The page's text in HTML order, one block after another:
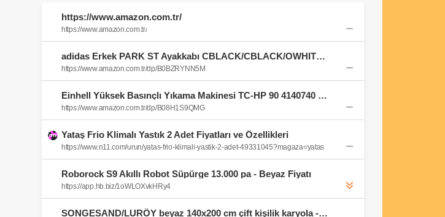
https://www.amazon.com.tr/
https://www.amazon.com.tr/
adidas Erkek PARK ST Ayakkabı CBLACK/CBLACK/OWHITE 44 2/3 : Amazon.com.tr: Moda
https://www.amazon.com.tr/dp/B0BZRYNN5M
Einhell Yüksek Basınçlı Yıkama Makinesi TC-HP 90 4140740 : Amazon.com.tr: Bahçe
https://www.amazon.com.tr/dp/B08H1S9QMG
Yataş Frio Klimalı Yastık 2 Adet Fiyatları ve Özellikleri
https://www.n11.com/urun/yatas-frio-klimali-yastik-2-adet-49331045?magaza=yatas
Roborock S9 Akıllı Robot Süpürge 13.000 pa - Beyaz Fiyatı
https://app.hb.biz/1oWLOXvkHRy4
SONGESAND/LURÖY beyaz 140x200 cm çift kişilik karyola - 49241282 | IKEA